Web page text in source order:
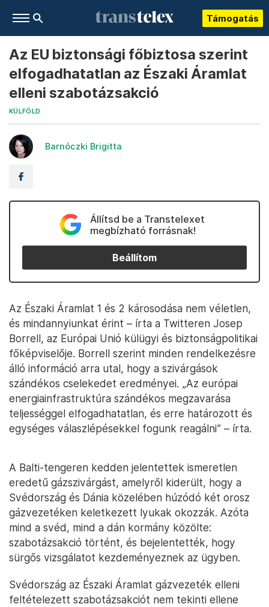
Támogatás
Az EU biztonsági főbiztosa szerint
elfogadhatatlan az Északi Áramlat
elleni szabotázsakció
KÜLFÖLD
Barnóczki Brigitta
Állítsd be a Transtelexet
megbízható forrásnak!
Beállítom
Az Északi Áramlat 1 és 2 károsodása nem véletlen,
és mindannyiunkat érint – írta a Twitteren Josep
Borrell, az Európai Unió külügyi és biztonságpolitikai
főképviselője. Borrell szerint minden rendelkezésre
álló információ arra utal, hogy a szivárgások
szándékos cselekedet eredményei. „Az európai
energiainfrastruktúra szándékos megzavarása
teljességgel elfogadhatatlan, és erre határozott és
egységes válaszlépésekkel fogunk reagálni” – írta.
A Balti-tengeren kedden jelentettek ismeretlen
eredetű gázszivárgást, amelyről kiderült, hogy a
Svédország és Dánia közelében húzódó két orosz
gázvezetéken keletkezett lyukak okozzák. Azóta
mind a svéd, mind a dán kormány közölte:
szabotázsakció történt, és bejelentették, hogy
sürgős vizsgálatot kezdeményeznek az ügyben.
Svédország az Északi Áramlat gázvezeték elleni
feltételezett szabotázsakciót nem tekinti ellene